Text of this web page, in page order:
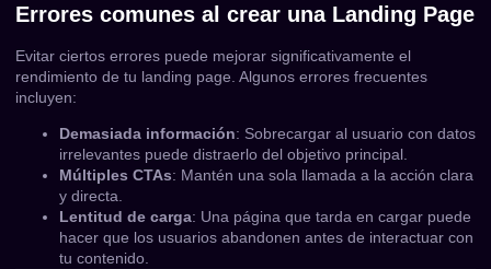
Errores comunes al crear una Landing Page
Evitar ciertos errores puede mejorar significativamente el
rendimiento de tu landing page. Algunos errores frecuentes
incluyen:
Demasiada información: Sobrecargar al usuario con datos
irrelevantes puede distraerlo del objetivo principal.
Múltiples CTAs: Mantén una sola llamada a la acción clara
y directa.
Lentitud de carga: Una página que tarda en cargar puede
hacer que los usuarios abandonen antes de interactuar con
tu contenido.